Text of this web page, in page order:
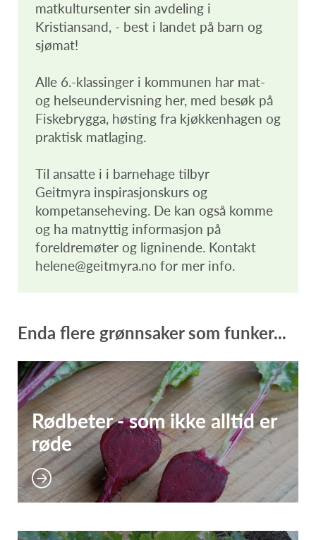
matkultursenter sin avdeling i
Kristiansand, - best i landet på barn og
sjømat!
Alle 6.-klassinger i kommunen har mat-
og helseundervisning her, med besøk på
Fiskebrygga, høsting fra kjøkkenhagen og
praktisk matlaging.
Til ansatte i i barnehage tilbyr
Geitmyra inspirasjonskurs og
kompetanseheving. De kan også komme
og ha matnyttig informasjon på
foreldremøter og ligninende. Kontakt
helene@geitmyra.no for mer info.
Enda flere grønnsaker som funker...
Rødbeter - som ikke alltid er
røde